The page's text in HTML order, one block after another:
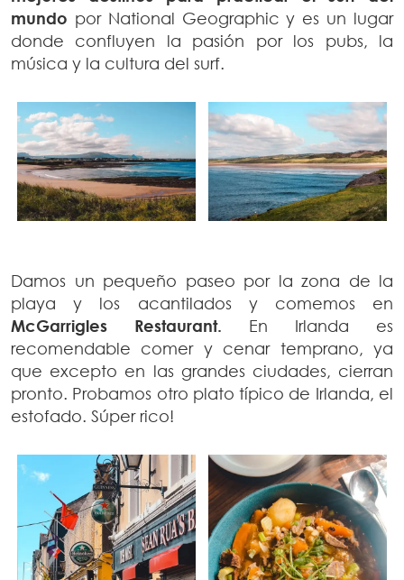
mundo por National Geographic y es un lugar
donde confluyen la pasión por los pubs, la
música y la cultura del surf.
Damos un pequeño paseo por la zona de la
playa y los acantilados y comemos en
McGarrigles Restaurant. En Irlanda es
recomendable comer y cenar temprano, ya
que excepto en las grandes ciudades, cierran
pronto. Probamos otro plato típico de Irlanda, el
estofado. Súper rico!